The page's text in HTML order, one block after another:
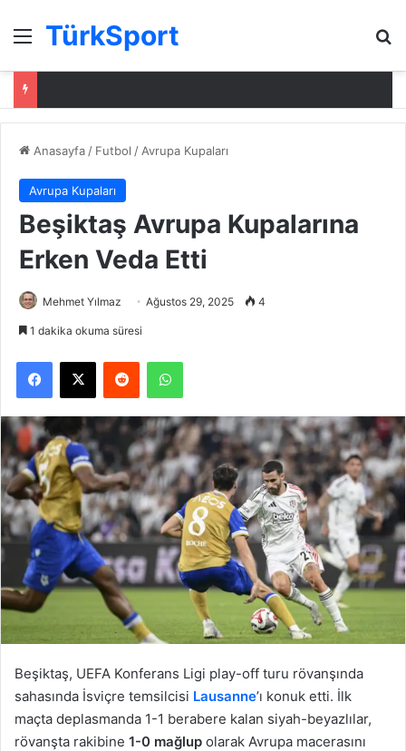
Menü
TürkSport
Anasayfa / Futbol / Avrupa Kupaları
Avrupa Kupaları
Beşiktaş Avrupa Kupalarına
Erken Veda Etti
Mehmet Yılmaz Ağustos 29, 2025 4
1 dakika okuma süresi
Facebook
X Reddit WhatsApp
Beşiktaş, UEFA Konferans Ligi play-off turu rövanşında
sahasında İsviçre temsilcisi Lausanne’ı konuk etti. İlk
maçta deplasmanda 1-1 berabere kalan siyah-beyazlılar,
rövanşta rakibine 1-0 mağlup olarak Avrupa macerasını